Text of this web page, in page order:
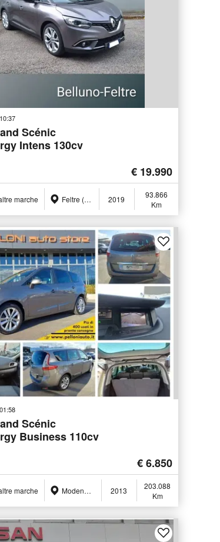
Scénic
Intens 130cv
€ 19.990
marche Feltre (BL) 2019
93.866
Km
Scénic
Business 110cv
€ 6.850
marche Modena (MO) 2013
203.088
Km